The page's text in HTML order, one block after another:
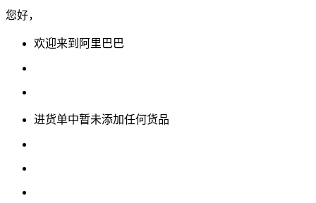
您好，
欢迎来到阿里巴巴
进货单中暂未添加任何货品